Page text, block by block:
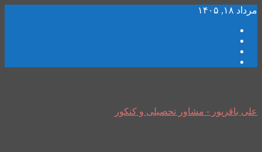
مرداد ۱۸, ۱۴۰۵
علی باقرپور - مشاور تحصیلی و کنکور